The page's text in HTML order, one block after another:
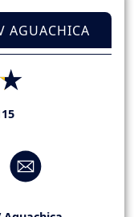
AGUACHICA